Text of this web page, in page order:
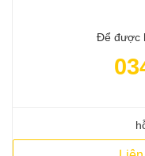
Để được